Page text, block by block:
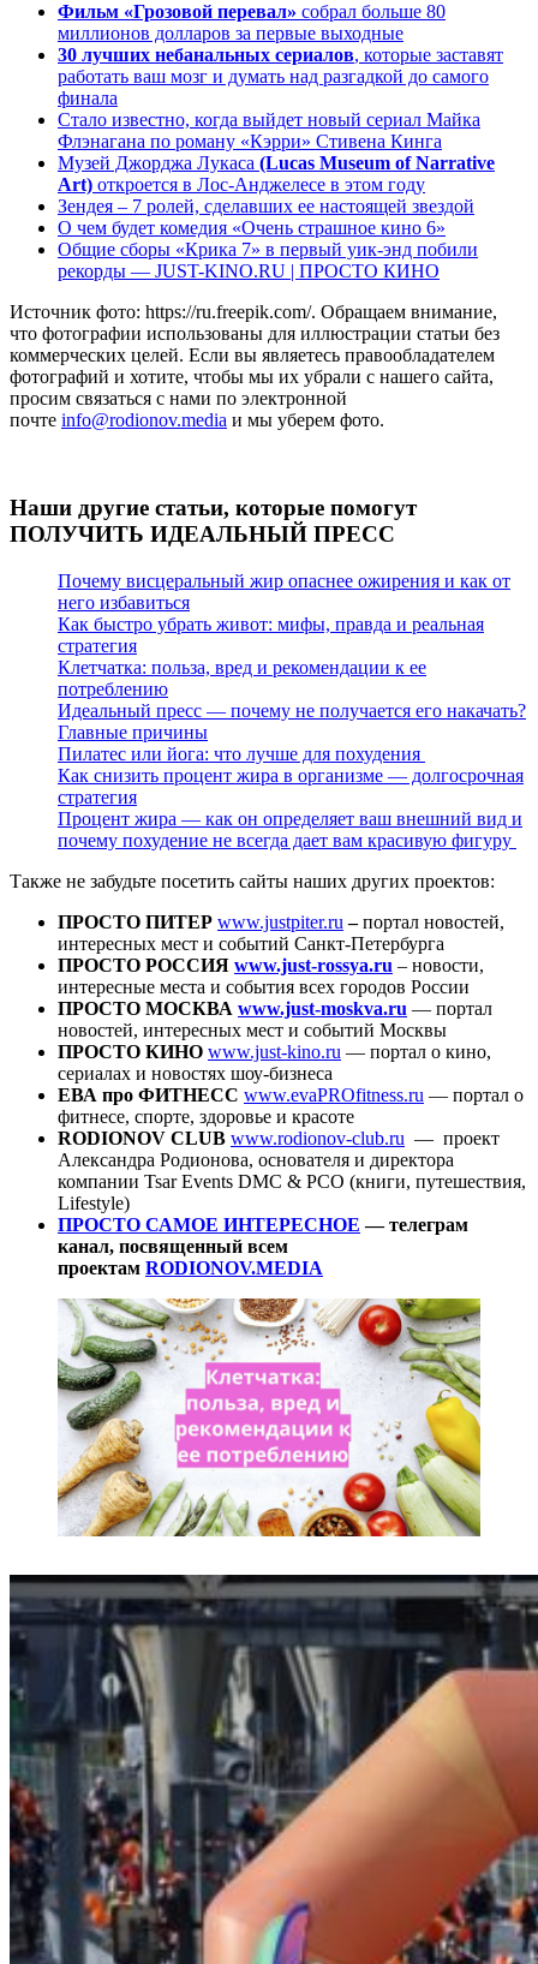
Фильм «Грозовой перевал» собрал больше 80
миллионов долларов за первые выходные
30 лучших небанальных сериалов, которые заставят
работать ваш мозг и думать над разгадкой до самого
финала
Стало известно, когда выйдет новый сериал Майка
Флэнагана по роману «Кэрри» Стивена Кинга
Музей Джорджа Лукаса (Lucas Museum of Narrative
Art) откроется в Лос-Анджелесе в этом году
Зендея – 7 ролей, сделавших ее настоящей звездой
О чем будет комедия «Очень страшное кино 6»
Общие сборы «Крика 7» в первый уик-энд побили
рекорды — JUST-KINO.RU | ПРОСТО КИНО
Источник фото: https://ru.freepik.com/. Обращаем внимание,
что фотографии использованы для иллюстрации статьи без
коммерческих целей. Если вы являетесь правообладателем
фотографий и хотите, чтобы мы их убрали с нашего сайта,
просим связаться с нами по электронной
почте info@rodionov.media и мы уберем фото.
Наши другие статьи, которые помогут
ПОЛУЧИТЬ ИДЕАЛЬНЫЙ ПРЕСС
Почему висцеральный жир опаснее ожирения и как от
него избавиться
Как быстро убрать живот: мифы, правда и реальная
стратегия
Клетчатка: польза, вред и рекомендации к ее
потреблению
Идеальный пресс — почему не получается его накачать?
Главные причины
Пилатес или йога: что лучше для похудения
Как снизить процент жира в организме — долгосрочная
стратегия
Процент жира — как он определяет ваш внешний вид и
почему похудение не всегда дает вам красивую фигуру
Также не забудьте посетить сайты наших других проектов:
ПРОСТО ПИТЕР www.justpiter.ru –портал новостей,
интересных мест и событий Санкт-Петербурга
ПРОСТО РОССИЯ www.just-rossya.ru – новости,
интересные места и события всех городов России
ПРОСТО МОСКВА www.just-moskva.ru — портал
новостей, интересных мест и событий Москвы
ПРОСТО КИНО www.just-kino.ru — портал о кино,
сериалах и новостях шоу-бизнеса
ЕВА про ФИТНЕСС www.evaPROfitness.ru — портал о
фитнесе, спорте, здоровье и красоте
RODIONOV CLUB www.rodionov-club.ru — проект
Александра Родионова, основателя и директора
компании Tsar Events DMC & PCO (книги, путешествия,
Lifestyle)
ПРОСТО САМОЕ ИНТЕРЕСНОЕ — телеграм
канал, посвященный всем
проектам RODIONOV.MEDIA